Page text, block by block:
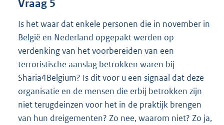
Vraag 5
Is het waar dat enkele personen die in november in
België en Nederland opgepakt werden op
verdenking van het voorbereiden van een
terroristische aanslag betrokken waren bij
Sharia4Belgium? Is dit voor u een signaal dat deze
organisatie en de mensen die erbij betrokken zijn
niet terugdeinzen voor het in de praktijk brengen
van hun dreigementen? Zo nee, waarom niet? Zo ja,